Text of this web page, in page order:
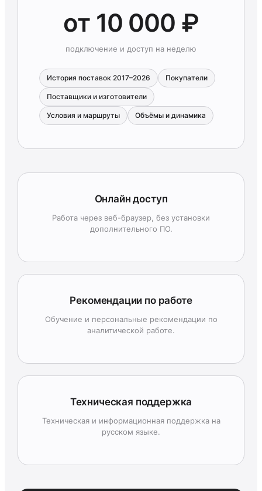
от 10 000 ₽
подключение и доступ на неделю
История поставок 2017–2026 Покупатели
Поставщики и изготовители
Условия и маршруты Объёмы и динамика
Онлайн доступ
Работа через веб-браузер, без установки
дополнительного ПО.
Рекомендации по работе
Обучение и персональные рекомендации по
аналитической работе.
Техническая поддержка
Техническая и информационная поддержка на
русском языке.